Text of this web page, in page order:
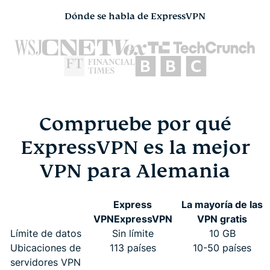
Dónde se habla de ExpressVPN
Compruebe por qué
ExpressVPN es la mejor
VPN para Alemania
Express
VPNExpressVPN
La mayoría de las
VPN gratis
Límite de datos
Sin límite
10 GB
Ubicaciones de
servidores VPN
113 países 10-50 países